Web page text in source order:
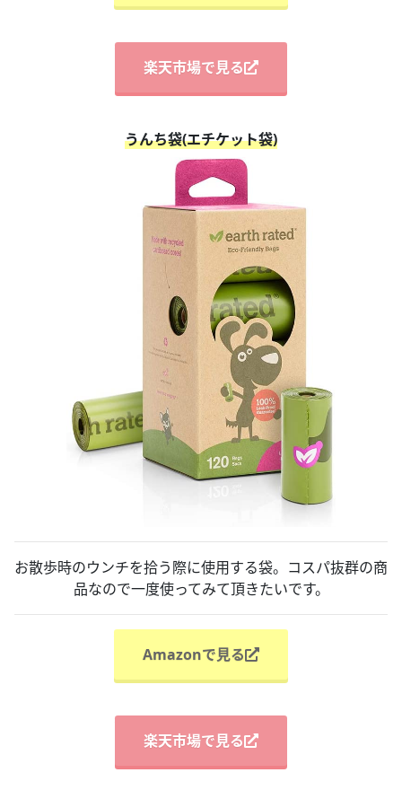
楽天市場で見る
うんち袋(エチケット袋)
お散歩時のウンチを拾う際に使用する袋。コスパ抜群の商
品なので一度使ってみて頂きたいです。
Amazonで見る
楽天市場で見る